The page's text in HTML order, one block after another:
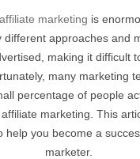
affiliate marketing is
different approaches and
making it difficult
many marketing
percentage of people
marketing. This
help you become a
marketer.